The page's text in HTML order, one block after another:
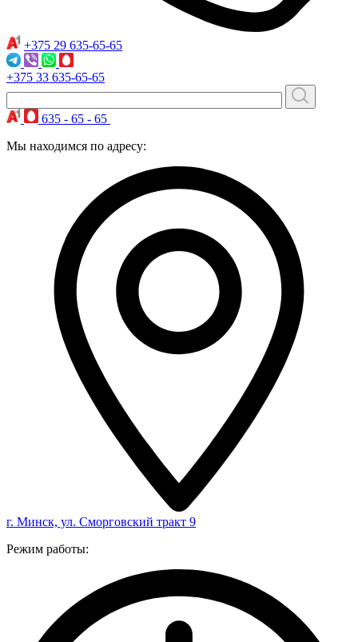
+375 29 635-65-65
+375 33 635-65-65
635 - 65 - 65
Мы находимся по адресу:
г. Минск, ул. Сморговский тракт 9
Режим работы: